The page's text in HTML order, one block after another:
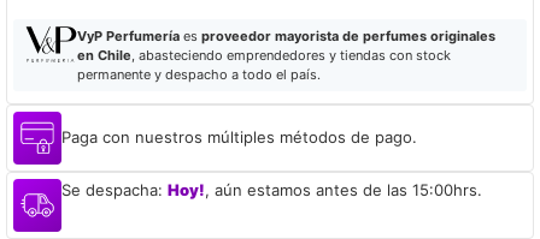
VyP Perfumeríaes proveedor mayorista de perfumes originales
en Chile , abasteciendo emprendedores y tiendas con stock
permanente y despacho a todo el país.
Paga con nuestros múltiples métodos de pago.
Se despacha: Hoy!, aún estamos antes de las 15:00hrs.